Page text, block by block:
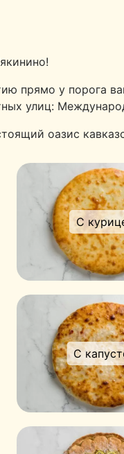
прямо у порога
улиц:
оазис
С
С